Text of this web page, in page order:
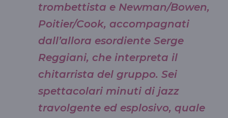
trombettista e Newman/Bowen,
Poitier/Cook, accompagnati
dall’allora esordiente Serge
Reggiani, che interpreta il
chitarrista del gruppo. Sei
spettacolari minuti di jazz
travolgente ed esplosivo, quale